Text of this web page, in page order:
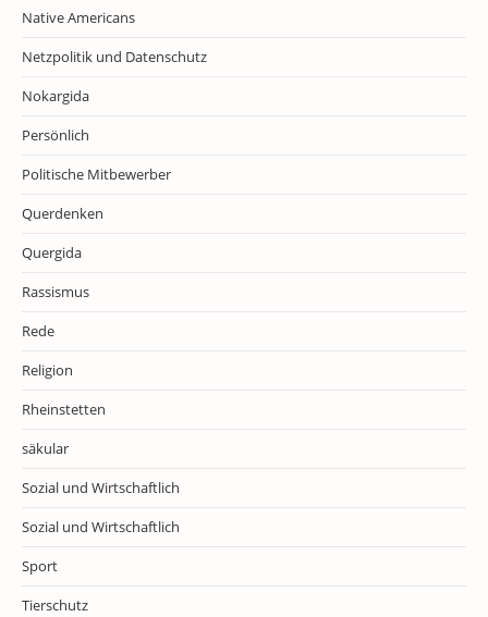
Native Americans
Netzpolitik und Datenschutz
Nokargida
Persönlich
Politische Mitbewerber
Querdenken
Quergida
Rassismus
Rede
Religion
Rheinstetten
säkular
Sozial und Wirtschaftlich
Sozial und Wirtschaftlich
Sport
Tierschutz